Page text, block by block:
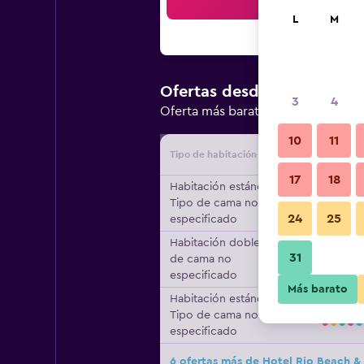
Ofertas desde
Oferta más barata de precio por
Tipo de habitación Proveedor
Habitación estándar,
Tipo de cama no
especificado
Habitación doble, Tipo
de cama no
especificado
Habitación estándar,
Tipo de cama no
especificado
6 ofertas más de Hotel Rio Beach &
L M
3 4
10 11
17 18
24 25
31
Más barato